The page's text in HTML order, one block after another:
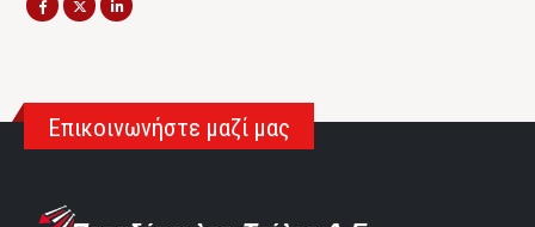
Επικοινωνήστε μαζί μας